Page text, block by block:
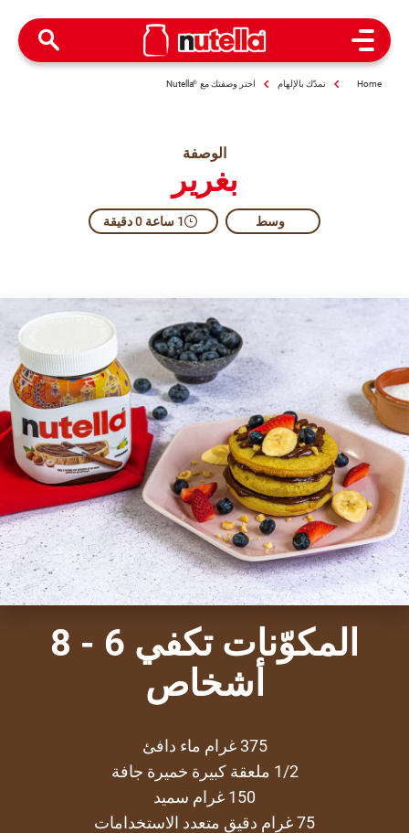
Home نمدّك بالإلهام اختر وصفتك مع ®
Nutella
الوصفة
بغرير
وسط​ 1 ساعة 0 دقيقة
المكوّنات تكفي 6 - 8
أشخاص
375 غرام ماء دافئ
1/2 ملعقة كبيرة خميرة جافة
150 غرام سميد
75 غرام دقيق متعدد الاستخدامات